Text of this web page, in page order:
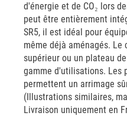
d'énergie et de CO₂ lors
peut être entièrement
SR5, il est idéal pour
même déjà aménagés. Le
supérieur ou un plateau
gamme d'utilisations. Les
permettent un arrimage
(Illustrations similaires,
Livraison uniquement en